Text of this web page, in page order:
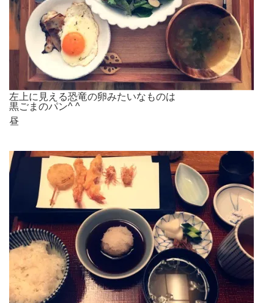
左上に見える恐竜の卵みたいなものは
黒ごまのパン^ ^
昼